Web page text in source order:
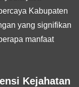
Kabupaten
yang signifikan
manfaat
Kejahatan